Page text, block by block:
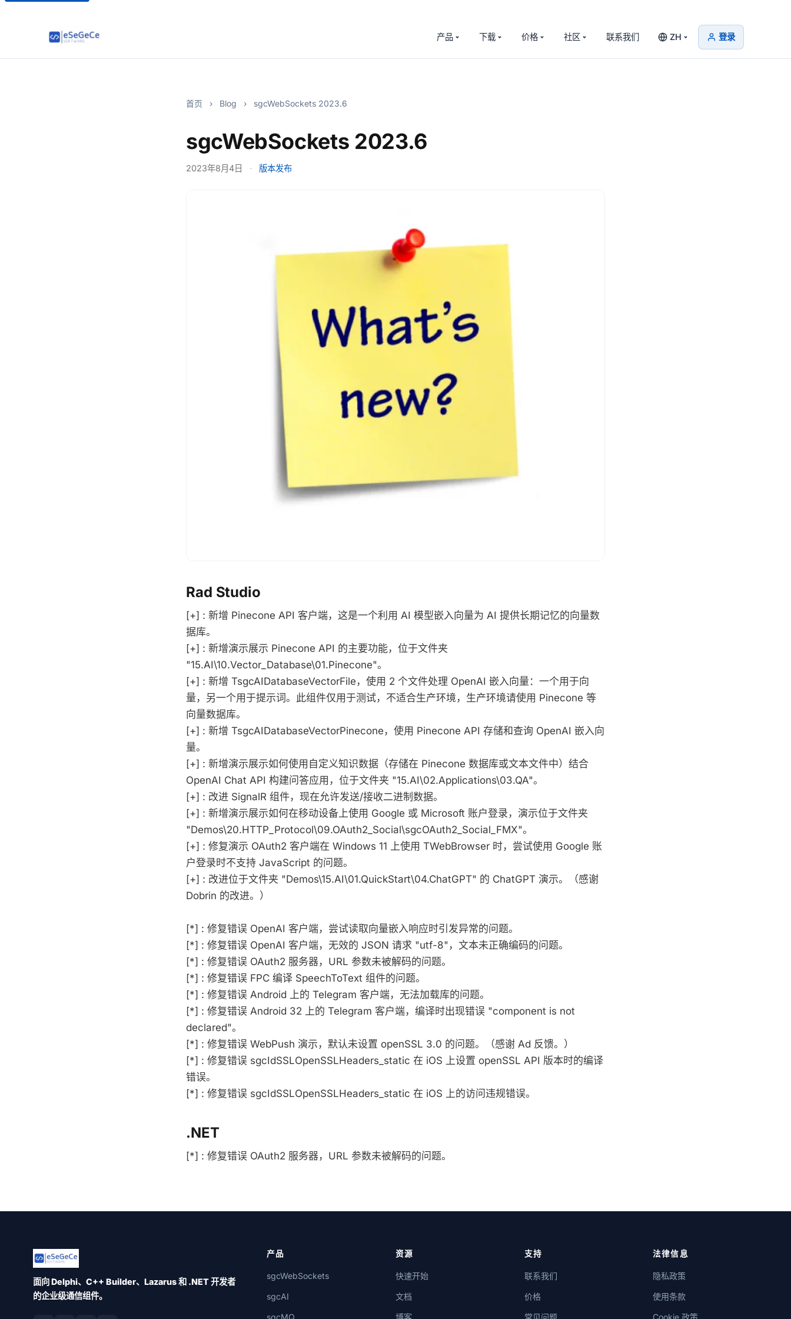
产品 下载 价格 社区 联系我们 ZH 登录
首页 › Blog › sgcWebSockets 2023.6
sgcWebSockets 2023.6
2023年8月4日 · 版本发布
Rad Studio
[+] : 新增 Pinecone API 客户端，这是一个利用 AI 模型嵌入向量为 AI 提供长期记忆的向量数
据库。
[+] : 新增演示展示 Pinecone API 的主要功能，位于文件夹
"15.AI\10.Vector_Database\01.Pinecone"。
[+] : 新增 TsgcAIDatabaseVectorFile，使用 2 个文件处理 OpenAI 嵌入向量：一个用于向
量，另一个用于提示词。此组件仅用于测试，不适合生产环境，生产环境请使用 Pinecone 等
向量数据库。
[+] : 新增 TsgcAIDatabaseVectorPinecone，使用 Pinecone API 存储和查询 OpenAI 嵌入向
量。
[+] : 新增演示展示如何使用自定义知识数据（存储在 Pinecone 数据库或文本文件中）结合
OpenAI Chat API 构建问答应用，位于文件夹 "15.AI\02.Applications\03.QA"。
[+] : 改进 SignalR 组件，现在允许发送/接收二进制数据。
[+] : 新增演示展示如何在移动设备上使用 Google 或 Microsoft 账户登录，演示位于文件夹
"Demos\20.HTTP_Protocol\09.OAuth2_Social\sgcOAuth2_Social_FMX"。
[+] : 修复演示 OAuth2 客户端在 Windows 11 上使用 TWebBrowser 时，尝试使用 Google 账
户登录时不支持 JavaScript 的问题。
[+] : 改进位于文件夹 "Demos\15.AI\01.QuickStart\04.ChatGPT" 的 ChatGPT 演示。（感谢
Dobrin 的改进。）
[*] : 修复错误 OpenAI 客户端，尝试读取向量嵌入响应时引发异常的问题。
[*] : 修复错误 OpenAI 客户端，无效的 JSON 请求 "utf-8"，文本未正确编码的问题。
[*] : 修复错误 OAuth2 服务器，URL 参数未被解码的问题。
[*] : 修复错误 FPC 编译 SpeechToText 组件的问题。
[*] : 修复错误 Android 上的 Telegram 客户端，无法加载库的问题。
[*] : 修复错误 Android 32 上的 Telegram 客户端，编译时出现错误 "component is not
declared"。
[*] : 修复错误 WebPush 演示，默认未设置 openSSL 3.0 的问题。（感谢 Ad 反馈。）
[*] : 修复错误 sgcIdSSLOpenSSLHeaders_static 在 iOS 上设置 openSSL API 版本时的编译
错误。
[*] : 修复错误 sgcIdSSLOpenSSLHeaders_static 在 iOS 上的访问违规错误。
.NET
[*] : 修复错误 OAuth2 服务器，URL 参数未被解码的问题。
面向 Delphi、C++ Builder、Lazarus 和 .NET 开发者
的企业级通信组件。
产品
sgcWebSockets
sgcAI
sgcMQ
资源
快速开始
文档
博客
支持
联系我们
价格
常见问题
法律信息
隐私政策
使用条款
Cookie 政策